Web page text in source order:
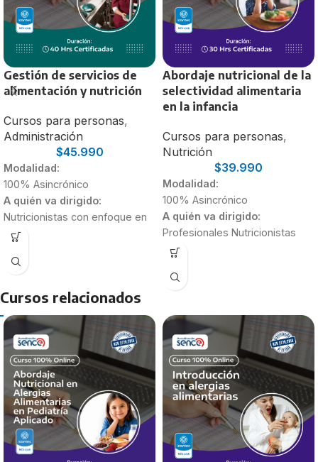
Gestión de servicios de
alimentación y nutrición
Cursos para personas,
Administración
$45.990
Modalidad:
100% Asincrónico
A quién va dirigido:
Nutricionistas con enfoque en
Alimentación Colectiva
egresados
Nutrición y Dietética.
Duración:
40 Horas
Abordaje nutricional de la
selectividad alimentaria
en la infancia
Cursos para personas,
Nutrición
$39.990
Modalidad:
100% Asincrónico
A quién va dirigido:
Profesionales Nutricionistas
Estudiantes de 4to y 5to año
30 Horas
Cursos relacionados